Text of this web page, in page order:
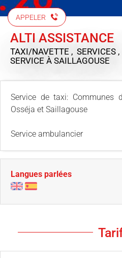
APPELER
ALTI ASSISTANCE
TAXI/NAVETTE , SERVICES
SERVICE À SAILLAGOUSE
Service de taxi: Communes
Osséja et Saillagouse
Service ambulancier
Langues parlées